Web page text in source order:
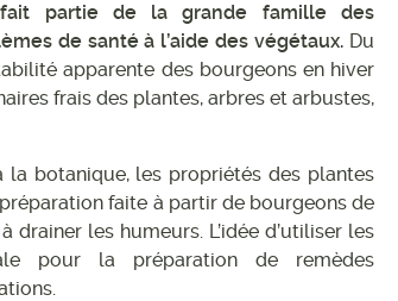
fait partie de la grande famille des
de santé à l’aide des végétaux. Du
apparente des bourgeons en hiver
frais des plantes, arbres et arbustes,
la botanique, les propriétés des plantes
faite à partir de bourgeons de
les humeurs. L’idée d’utiliser les
pour la préparation de remèdes